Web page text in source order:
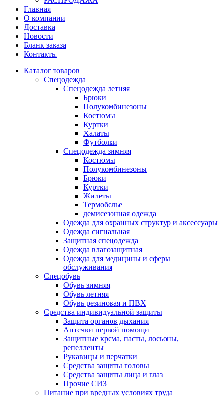
Главная
О компании
Доставка
Новости
Бланк заказа
Контакты
Каталог товаров
Спецодежда
Спецодежда летняя
Брюки
Полукомбинезоны
Костюмы
Куртки
Халаты
Футболки
Спецодежда зимняя
Костюмы
Полукомбинезоны
Брюки
Куртки
Жилеты
Термобелье
демисезонная одежда
Одежда для охранных структур и аксессуары
Одежда сигнальная
Защитная спецодежда
Одежда влагозащитная
Одежда для медицины и сферы
обслуживания
Спецобувь
Обувь зимняя
Обувь летняя
Обувь резиновая и ПВХ
Средства индивидуальной защиты
Защита органов дыхания
Аптечки первой помощи
Защитные крема, пасты, лосьоны,
репелленты
Рукавицы и перчатки
Средства защиты головы
Средства защиты лица и глаз
Прочие СИЗ
Питание при вредных условиях труда